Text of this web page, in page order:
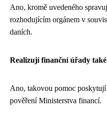
Ano, kromě uvedeného
rozhodujícím orgánem v
daních.
Realizují finanční úřady
Ano, takovou pomoc
pověření Ministerstva financí.